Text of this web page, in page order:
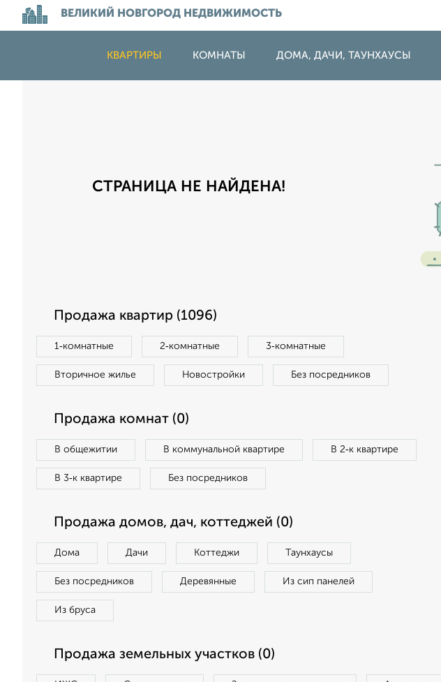
ВЕЛИКИЙ НОВГОРОД НЕДВИЖИМОСТЬ
КВАРТИРЫ КОМНАТЫ ДОМА, ДАЧИ, ТАУНХАУСЫ
СТРАНИЦА НЕ НАЙДЕНА!
Продажа квартир (1096)
1‑комнатные 2‑комнатные 3‑комнатные
Вторичное жилье Новостройки Без посредников
Продажа комнат (0)
В общежитии В коммунальной квартире В 2‑к квартире
В 3‑к квартире Без посредников
Продажа домов, дач, коттеджей (0)
Дома Дачи Коттеджи Таунхаусы
Без посредников Деревянные Из сип панелей
Из бруса
Продажа земельных участков (0)